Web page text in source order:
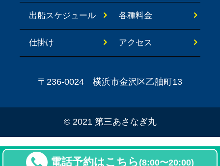
出船スケジュール
仕掛け
各種料金
アクセス
〒236-0024 横浜市金沢区乙舳町13
©2021 第三あさなぎ丸
電話予約はこちら (8:00〜20:00)